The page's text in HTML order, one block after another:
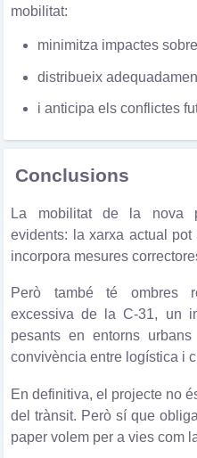
mobilitat:
minimitza impactes
distribueix
i anticipa els conflictes
Conclusions
La mobilitat de la nova
evidents: la xarxa actual
incorpora mesures
Però també té ombres
excessiva de la C-31, un
pesants en entorns
convivència entre logística i
En definitiva, el projecte no
del trànsit. Però sí que
paper volem per a vies com